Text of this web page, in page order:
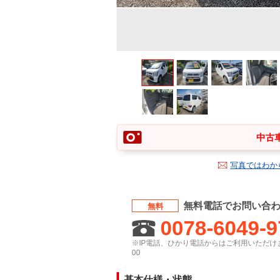
中古
写真ではわか
無料 無料電話でお問い合
0078-6049-
※IP電話、ひかり電話からはご利用いただけ
00